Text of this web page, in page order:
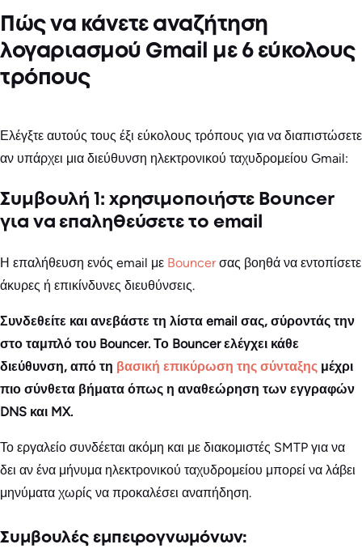
Πώς να κάνετε αναζήτηση
λογαριασμού Gmail με 6 εύκολους
τρόπους
Ελέγξτε αυτούς τους έξι εύκολους τρόπους για να διαπιστώσετε
αν υπάρχει μια διεύθυνση ηλεκτρονικού ταχυδρομείου Gmail:
Συμβουλή 1: χρησιμοποιήστε Bouncer
για να επαληθεύσετε το email
Η επαλήθευση ενός email με Bouncerσας βοηθά να εντοπίσετε
άκυρες ή επικίνδυνες διευθύνσεις.
Συνδεθείτε και ανεβάστε τη λίστα email σας, σύροντάς την
στο ταμπλό του Bouncer. Το Bouncer ελέγχει κάθε
διεύθυνση, από τη βασική επικύρωση της σύνταξης μέχρι
πιο σύνθετα βήματα όπως η αναθεώρηση των εγγραφών
DNS και MX.
Το εργαλείο συνδέεται ακόμη και με διακομιστές SMTP για να
δει αν ένα μήνυμα ηλεκτρονικού ταχυδρομείου μπορεί να λάβει
μηνύματα χωρίς να προκαλέσει αναπήδηση.
Συμβουλές εμπειρογνωμόνων: